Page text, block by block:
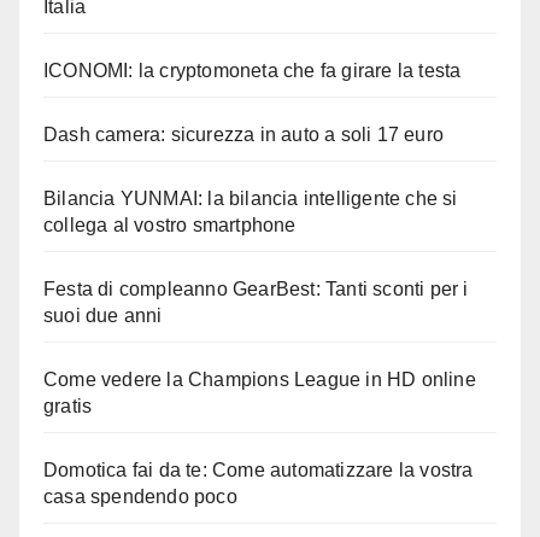
Italia
ICONOMI: la cryptomoneta che fa girare la testa
Dash camera: sicurezza in auto a soli 17 euro
Bilancia YUNMAI: la bilancia intelligente che si
collega al vostro smartphone
Festa di compleanno GearBest: Tanti sconti per i
suoi due anni
Come vedere la Champions League in HD online
gratis
Domotica fai da te: Come automatizzare la vostra
casa spendendo poco